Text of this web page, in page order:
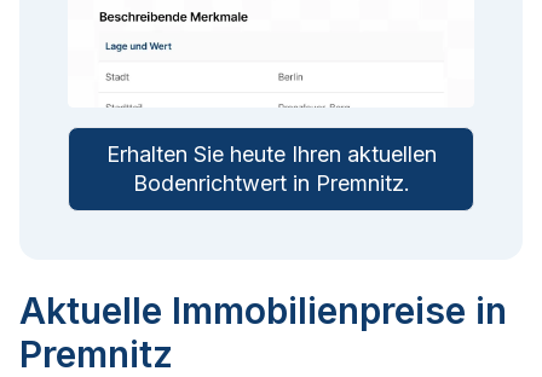
Erhalten Sie heute Ihren aktuellen
Bodenrichtwert in Premnitz.
Aktuelle Immobilienpreise in
Premnitz